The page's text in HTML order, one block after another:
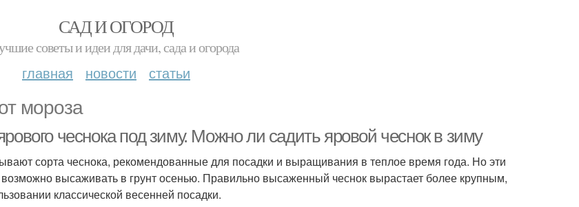
САД И ОГОРОД
советы и идеи для дачи, сада и огорода
главная новости статьи
мороза
чеснока под зиму. Можно ли садить яровой чеснок в зиму
сорта чеснока, рекомендованные для посадки и выращивания в теплое время года. Но эти
высаживать в грунт осенью. Правильно высаженный чеснок вырастает более крупным,
классической весенней посадки.